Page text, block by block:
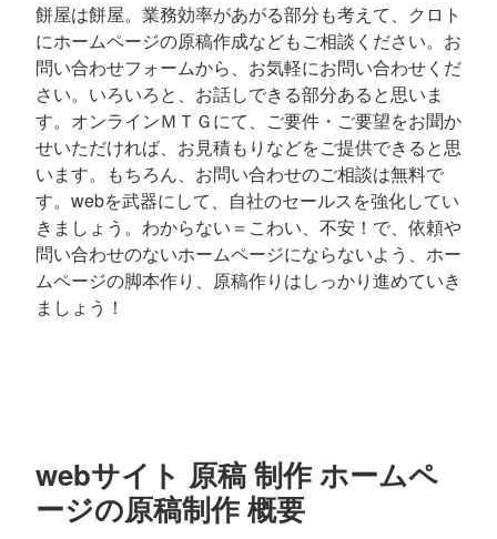
餅屋は餅屋。業務効率があがる部分も考えて、クロト
にホームページの原稿作成などもご相談ください。お
問い合わせフォームから、お気軽にお問い合わせくだ
さい。いろいろと、お話しできる部分あると思いま
す。オンラインＭＴＧにて、ご要件・ご要望をお聞か
せいただければ、お見積もりなどをご提供できると思
います。もちろん、お問い合わせのご相談は無料で
す。webを武器にして、自社のセールスを強化してい
きましょう。わからない＝こわい、不安！で、依頼や
問い合わせのないホームページにならないよう、ホー
ムページの脚本作り、原稿作りはしっかり進めていき
ましょう！
webサイト 原稿 制作 ホームペ
ージの原稿制作 概要